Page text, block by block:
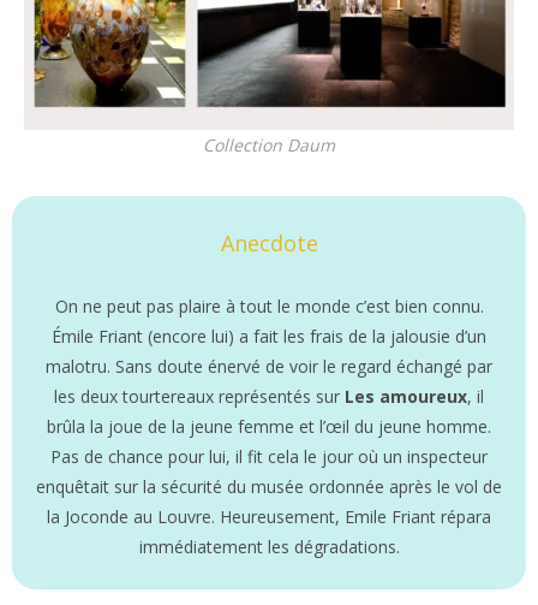
Collection Daum
Anecdote
On ne peut pas plaire à tout le monde c’est bien connu.
Émile Friant (encore lui) a fait les frais de la jalousie d’un
malotru. Sans doute énervé de voir le regard échangé par
les deux tourtereaux représentés sur Les amoureux, il
brûla la joue de la jeune femme et l’œil du jeune homme.
Pas de chance pour lui, il fit cela le jour où un inspecteur
enquêtait sur la sécurité du musée ordonnée après le vol de
la Joconde au Louvre. Heureusement, Emile Friant répara
immédiatement les dégradations.